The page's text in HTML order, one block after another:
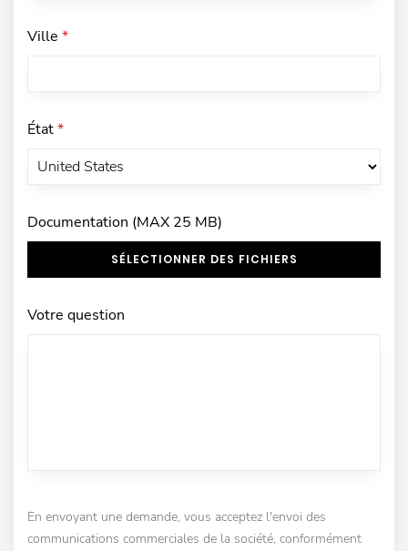
Ville *
État*
Documentation (MAX 25 MB)
SÉLECTIONNER DES FICHIERS
Votre question
En envoyant une demande, vous acceptez l'envoi des
communications commerciales de la société, conformément